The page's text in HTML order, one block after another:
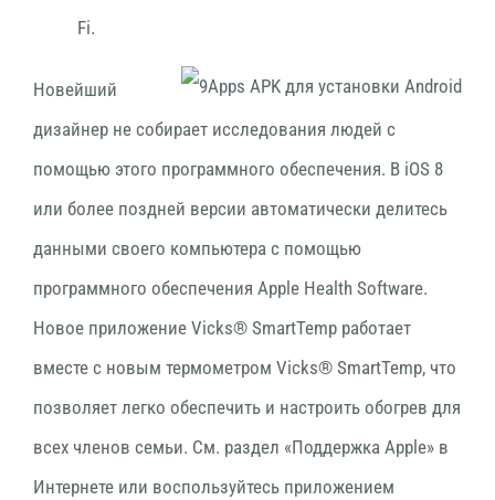
Fi.
Новейший
дизайнер не собирает исследования людей с
помощью этого программного обеспечения. В iOS 8
или более поздней версии автоматически делитесь
данными своего компьютера с помощью
программного обеспечения Apple Health Software.
Новое приложение Vicks® SmartTemp работает
вместе с новым термометром Vicks® SmartTemp, что
позволяет легко обеспечить и настроить обогрев для
всех членов семьи. См. раздел «Поддержка Apple» в
Интернете или воспользуйтесь приложением